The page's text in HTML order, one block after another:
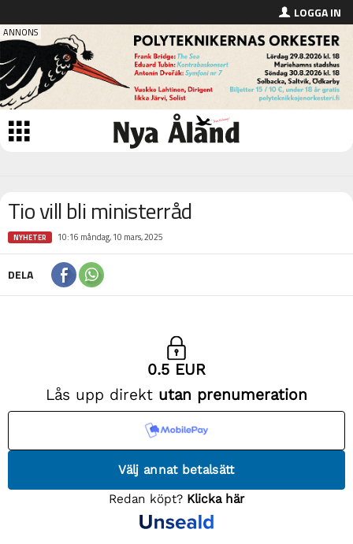
LOGGA IN
Tio vill bli ministerråd
NYHETER 10:16 måndag, 10 mars, 2025
DELA